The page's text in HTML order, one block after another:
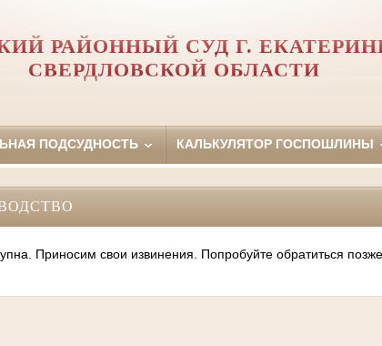
РАЙОННЫЙ СУД Г.
СВЕРДЛОВСКОЙ ОБЛАСТИ
ПОДСУДНОСТЬ КАЛЬКУЛЯТОР ГОСПОШЛИНЫ
Приносим свои извинения. Попробуйте обратиться